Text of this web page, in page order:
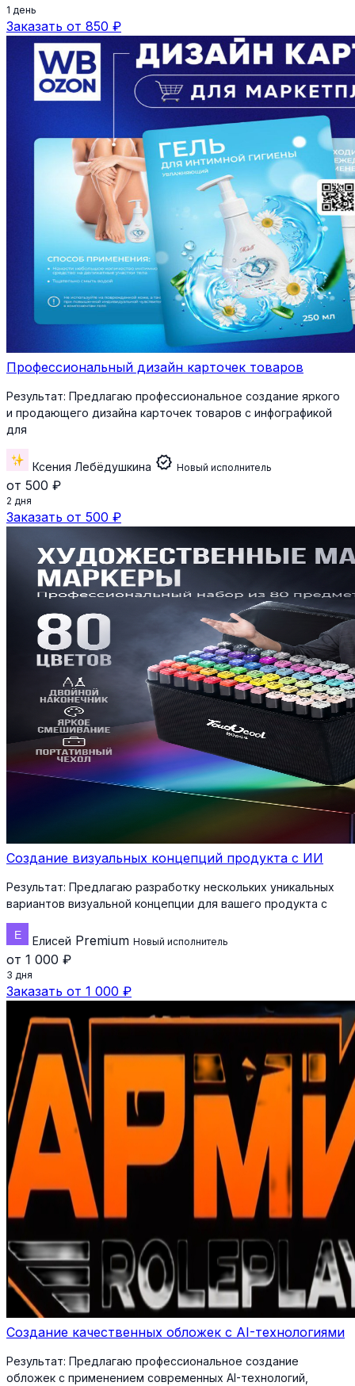
1 день
Заказать от 850 ₽
Профессиональный дизайн карточек товаров
Результат: Предлагаю профессиональное создание яркого
и продающего дизайна карточек товаров с инфографикой
для
Ксения Лебёдушкина verified Новый исполнитель
от 500 ₽
2 дня
Заказать от 500 ₽
Создание визуальных концепций продукта с ИИ
Результат: Предлагаю разработку нескольких уникальных
вариантов визуальной концепции для вашего продукта с
Елисей Premium Новый исполнитель
от 1 000 ₽
3 дня
Заказать от 1 000 ₽
Создание качественных обложек с AI-технологиями
Результат: Предлагаю профессиональное создание
обложек с применением современных AI-технологий,